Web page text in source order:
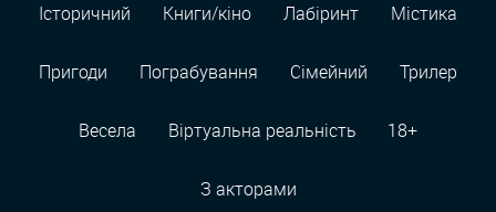
Історичний Книги/кіно Лабіринт Містика
Пригоди Пограбування Сімейний Трилер
Весела Віртуальна реальність 18+
З акторами